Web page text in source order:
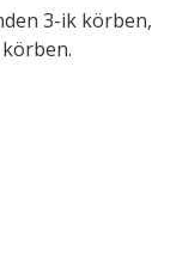
3-ik körben,